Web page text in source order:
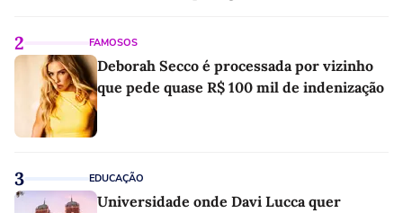
2 FAMOSOS
Deborah Secco é processada por vizinho
que pede quase R$ 100 mil de indenização
3 EDUCAÇÃO
Universidade onde Davi Lucca quer